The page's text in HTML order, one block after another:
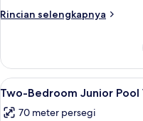
Villa
Rincian selengkapnya
Rincian
Five-
Bedroom
Deluxe
Villa
Lihat
semua
13
Two-Bedroom Junior Pool
70 meter persegi